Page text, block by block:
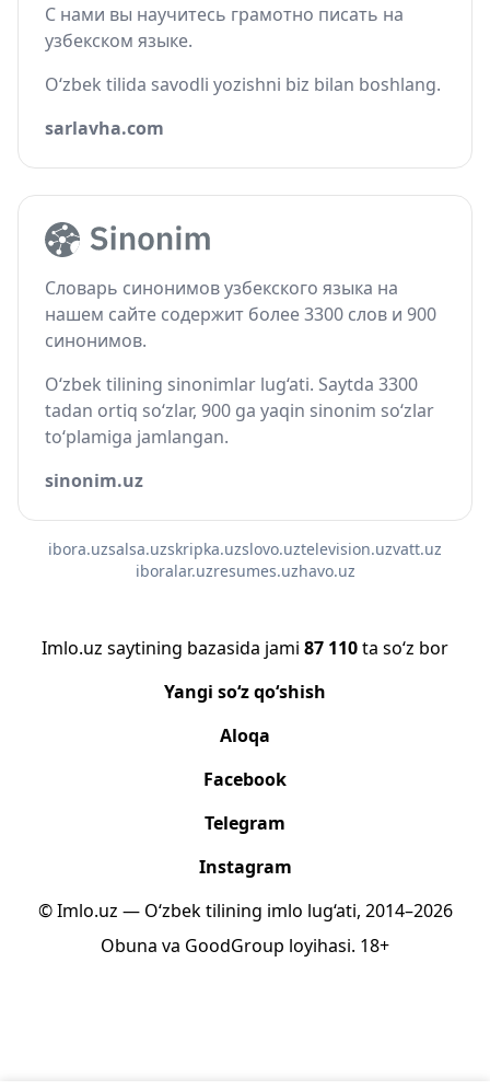
С нами вы научитесь грамотно писать на
узбекском языке.
O‘zbek tilida savodli yozishni biz bilan boshlang.
sarlavha.com
Словарь синонимов узбекского языка на
нашем сайте содержит более 3300 слов и 900
синонимов.
O‘zbek tilining sinonimlar lug‘ati. Saytda 3300
tadan ortiq so‘zlar, 900 ga yaqin sinonim so‘zlar
to‘plamiga jamlangan.
sinonim.uz
ibora.uzsalsa.uzskripka.uzslovo.uztelevision.uzvatt.uz
iboralar.uzresumes.uzhavo.uz
Imlo.uz saytining bazasida jami 87 110ta so‘z bor
Yangi so‘z qo‘shish
Aloqa
Facebook
Telegram
Instagram
© Imlo.uz — O‘zbek tilining imlo lug‘ati, 2014–2026
Obuna va GoodGroup loyihasi. 18+